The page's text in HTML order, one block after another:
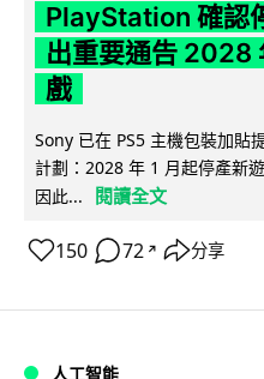
PlayStation 確認
出重要通告 2028
戲
Sony 已在 PS5 主機包裝加貼
計劃：2028 年 1 月起停產新
因此...
閱讀全文
150 72 ↗ 分享
人工智能